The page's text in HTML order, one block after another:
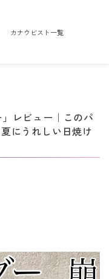
カナウビスト一覧
レビュー｜このパ
うれしい日焼け